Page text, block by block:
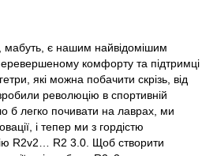
мабуть, є нашим найвідомішим
комфорту та підтримці
які можна побачити скрізь, від
революцію в спортивній
б легко почивати на лаврах, ми
і тепер ми з гордістю
R2v2… R2 3.0. Щоб створити